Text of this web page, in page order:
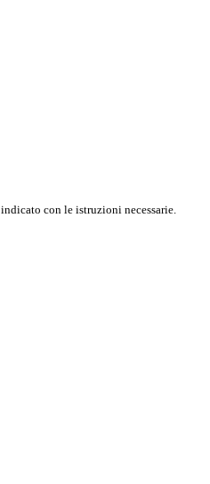
con le istruzioni necessarie.